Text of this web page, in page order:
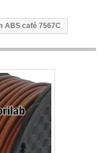
ABS café 7567C